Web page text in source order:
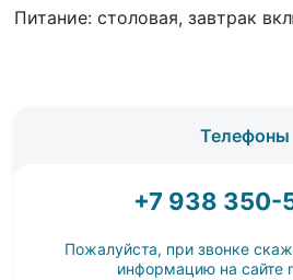
Питание: столовая, завтрак
Телефоны
+7 938 350-
Пожалуйста, при звонке
информацию на сайте